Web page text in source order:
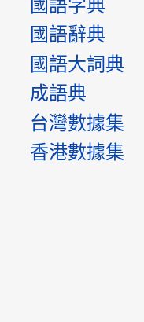
國語字典
國語辭典
國語大詞典
成語典
台灣數據集
香港數據集